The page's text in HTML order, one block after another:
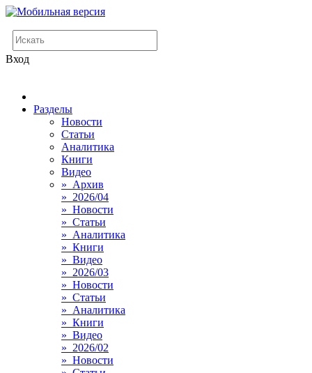
Вход
Разделы
Новости
Статьи
Аналитика
Книги
Видео
» Архив
» 2026/04
» Новости
» Статьи
» Аналитика
» Книги
» Видео
» 2026/03
» Новости
» Статьи
» Аналитика
» Книги
» Видео
» 2026/02
» Новости